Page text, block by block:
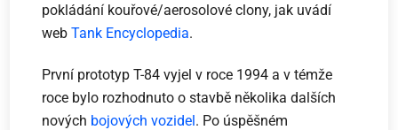
pokládání kouřové/aerosolové clony, jak uvádí
webTank Encyclopedia.
První prototyp T-84 vyjel v roce 1994 a v témže
roce bylo rozhodnuto o stavbě několika dalších
nových bojových vozidel. Po úspěšném